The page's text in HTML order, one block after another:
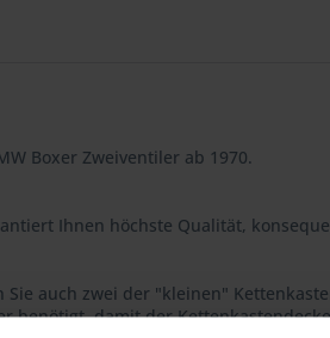
Boxer Zweiventiler ab 1970.
Ihnen höchste Qualität,
auch zwei der "kleinen"
benötigt, damit der